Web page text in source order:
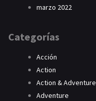
marzo 2022
Categorías
Acción
Action
Action & Adventure
Adventure